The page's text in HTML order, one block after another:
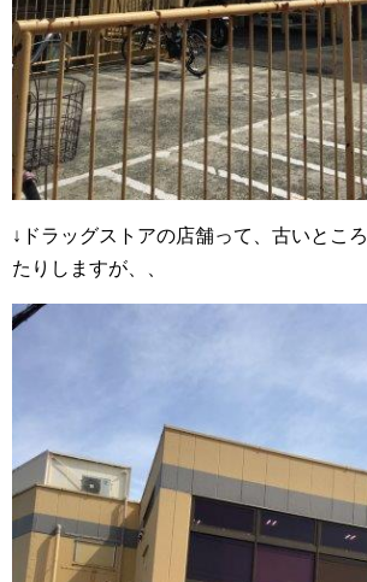
↓ドラッグストアの店舗って、古いとこ
たりしますが、、